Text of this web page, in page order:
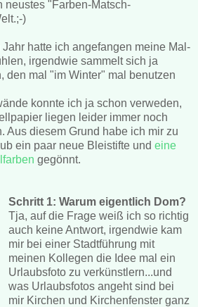
neustes "Farben-Matsch-
)
Jahr hatte ich angefangen meine Mal-
irgendwie sammelt sich ja
den mal "im Winter" mal benutzen
konnte ich ja schon verweden,
liegen leider immer noch
Aus diesem Grund habe ich mir zu
ein paar neue Bleistifte und eine
gegönnt.
Schritt 1: Warum eigentlich Dom?
Tja, auf die Frage weiß ich so richtig
auch keine Antwort, irgendwie kam
mir bei einer Stadtführung mit
meinen Kollegen die Idee mal ein
Urlaubsfoto zu verkünstlern...und
was Urlaubsfotos angeht sind bei
mir Kirchen und Kirchenfenster ganz